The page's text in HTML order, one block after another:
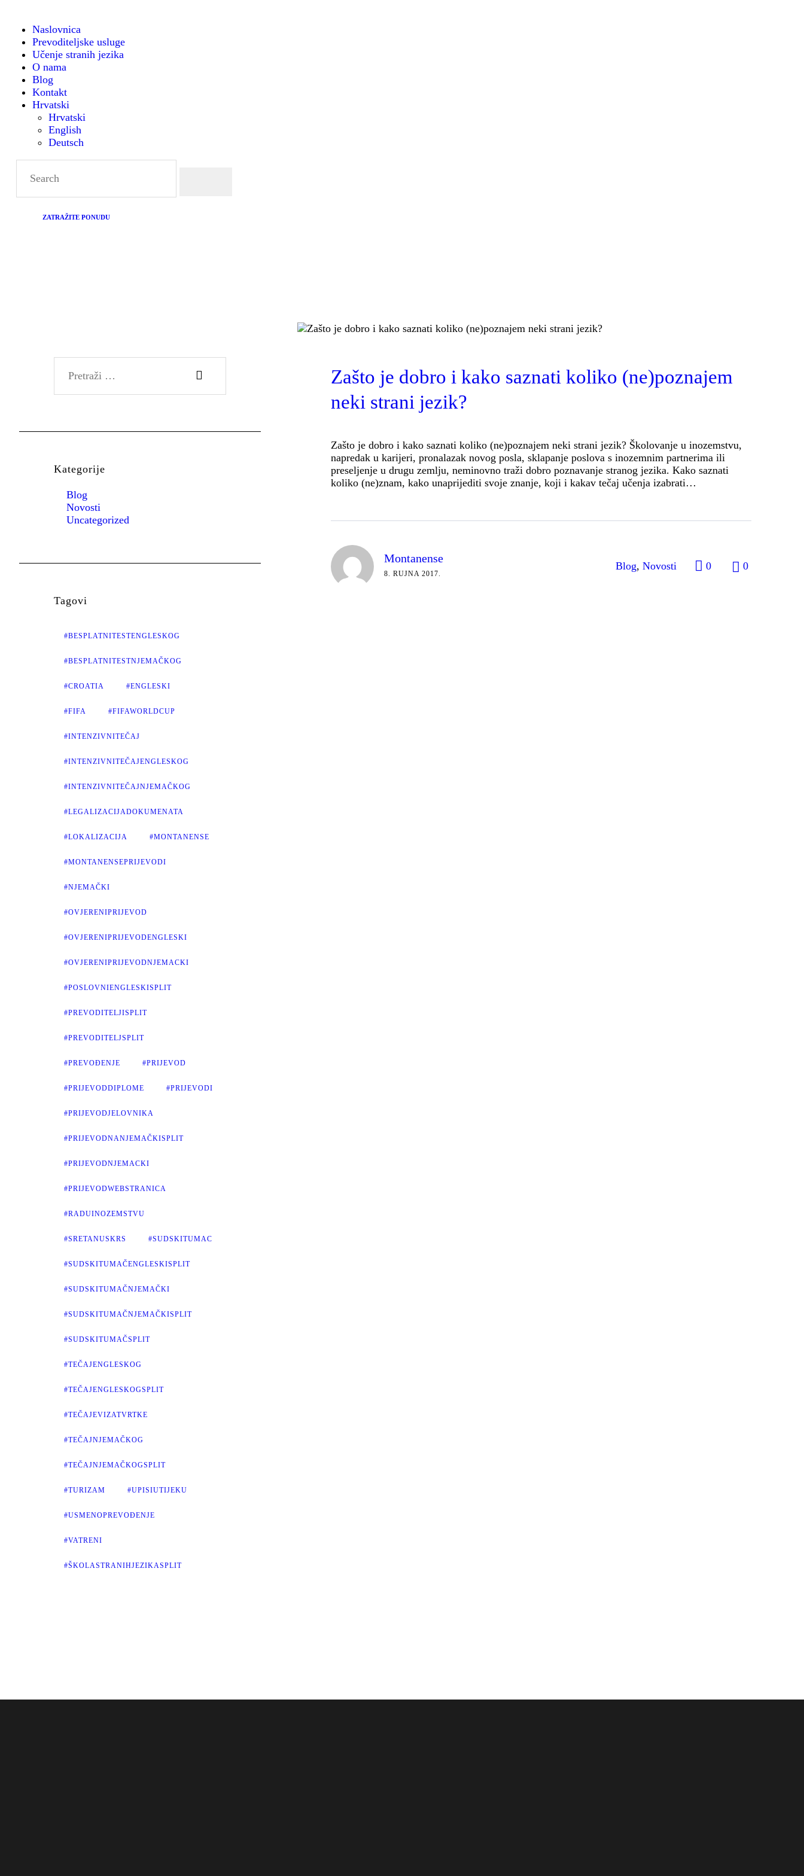
Naslovnica
Prevoditeljske usluge
Učenje stranih jezika
O nama
Blog
Kontakt
Hrvatski
Hrvatski
English
Deutsch
ZATRAŽITE PONUDU
Zašto je dobro i kako saznati koliko (ne)poznajem
neki strani jezik?
Zašto je dobro i kako saznati koliko (ne)poznajem neki strani jezik? Školovanje u inozemstvu,
napredak u karijeri, pronalazak novog posla, sklapanje poslova s inozemnim partnerima ili
preseljenje u drugu zemlju, neminovno traži dobro poznavanje stranog jezika. Kako saznati
koliko (ne)znam, kako unaprijediti svoje znanje, koji i kakav tečaj učenja izabrati…
Montanense
8. RUJNA 2017.
Blog,Novosti 0 0
Kategorije
Blog
Novosti
Uncategorized
Tagovi
#BESPLATNITESTENGLESKOG
#BESPLATNITESTNJEMAČKOG
#CROATIA #ENGLESKI
#FIFA #FIFAWORLDCUP
#INTENZIVNITEČAJ
#INTENZIVNITEČAJENGLESKOG
#INTENZIVNITEČAJNJEMAČKOG
#LEGALIZACIJADOKUMENATA
#LOKALIZACIJA #MONTANENSE
#MONTANENSEPRIJEVODI
#NJEMAČKI
#OVJERENIPRIJEVOD
#OVJERENIPRIJEVODENGLESKI
#OVJERENIPRIJEVODNJEMACKI
#POSLOVNIENGLESKISPLIT
#PREVODITELJISPLIT
#PREVODITELJSPLIT
#PREVOĐENJE #PRIJEVOD
#PRIJEVODDIPLOME #PRIJEVODI
#PRIJEVODJELOVNIKA
#PRIJEVODNANJEMAČKISPLIT
#PRIJEVODNJEMACKI
#PRIJEVODWEBSTRANICA
#RADUINOZEMSTVU
#SRETANUSKRS #SUDSKITUMAC
#SUDSKITUMAČENGLESKISPLIT
#SUDSKITUMAČNJEMAČKI
#SUDSKITUMAČNJEMAČKISPLIT
#SUDSKITUMAČSPLIT
#TEČAJENGLESKOG
#TEČAJENGLESKOGSPLIT
#TEČAJEVIZATVRTKE
#TEČAJNJEMAČKOG
#TEČAJNJEMAČKOGSPLIT
#TURIZAM #UPISIUTIJEKU
#USMENOPREVOĐENJE
#VATRENI
#ŠKOLASTRANIHJEZIKASPLIT